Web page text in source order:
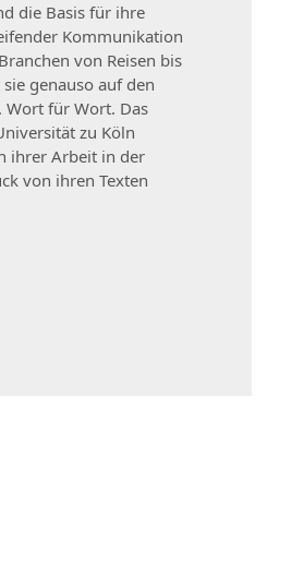
die Basis für ihre
Kommunikation
von Reisen bis
genauso auf den
Wort für Wort. Das
zu Köln
ihrer Arbeit in der
von ihren Texten